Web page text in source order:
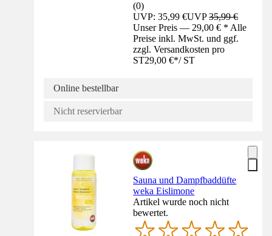
(0)
UVP: 35,99 €UVP35,99 €
Unser Preis — 29,00 € * Alle
Preise inkl. MwSt. und ggf.
zzgl. Versandkosten pro
ST29,00 €*/ ST
Online bestellbar
Nicht reservierbar
Sauna und Dampfbaddüfte
weka Eislimone
Artikel wurde noch nicht
bewertet.